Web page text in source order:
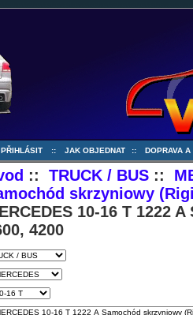
PŘIHLÁSIT :: JAK OBJEDNAT :: DOPRAVA A
::TRUCK / BUS ::
skrzyniowy
10-16 T 1222
4200